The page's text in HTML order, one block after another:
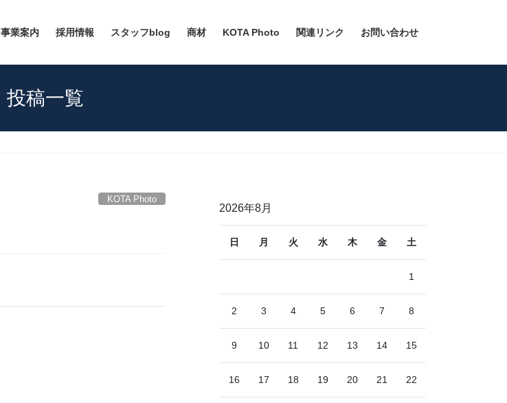
事業案内 採用情報 スタッフblog 商材 KOTA Photo 関連リンク お問い合わせ
投稿一覧
KOTA Photo
2026年8月
日 月 火 水 木 金 土
1
2 3 4 5 6 7 8
9 10 11 12 13 14 15
16 17 18 19 20 21 22